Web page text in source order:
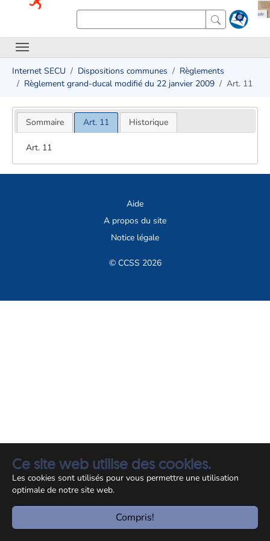
Ce site web utilise des cookies.
Les cookies sont utilisés pour vous permettre une utilisation
optimale de notre site web.
Compris!
Internet SECU Dispositions communes
Règlements
Règlement grand-ducal modifié du 22 janvier 2009
Art. 11
Sommaire Art. 11 Historique
Art. 11
Aide
A propos du site
Notice légale
© CCSS 2026